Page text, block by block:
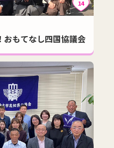
14
おもてなし四国協議会